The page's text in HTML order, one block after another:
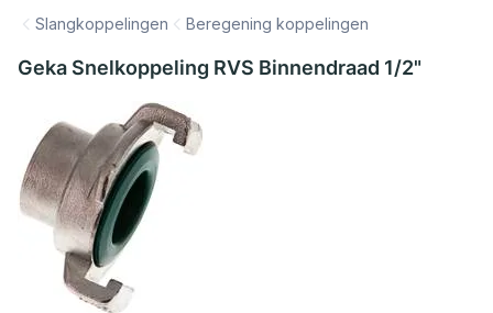
Slangkoppelingen Beregening koppelingen
Geka Snelkoppeling RVS Binnendraad 1/2"